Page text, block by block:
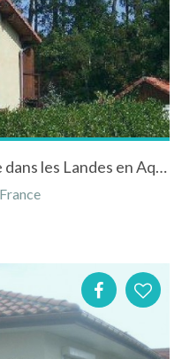
Location Villa Maison au pied d'une butte boisée dans les Landes en Aquitaine au bord de la mer